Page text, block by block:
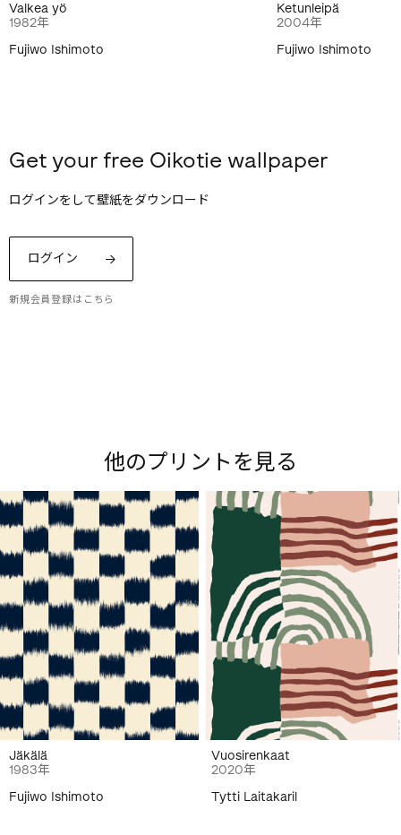
Valkea yö
1982年
Fujiwo Ishimoto
Ketunleipä
2004年
Fujiwo Ishimoto
Get your free Oikotie wallpaper
ログインをして壁紙をダウンロード
ログイン
新規会員登録はこちら
つわるストーリーをお楽しみください。
Explore all prints
他のプリントを見る
Jäkälä
1983年
Fujiwo Ishimoto
Vuosirenkaat
2020年
Tytti Laitakaril